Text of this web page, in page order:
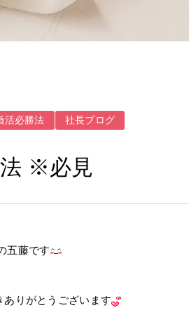
活必勝法 社長ブログ
※必見
五藤です
ありがとうございます